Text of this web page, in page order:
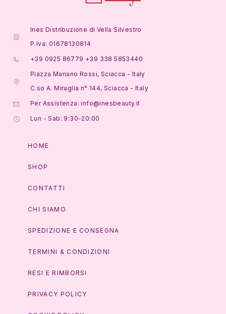
Ines Distribuzione di Vella Silvestro
P.Iva: 01678130814
+39 0925 86779 +39 338 5853440
Piazza Mariano Rossi, Sciacca - Italy
C.so A. Miraglia n° 144, Sciacca - Italy
Per Assistenza: info@inesbeauty.it
Lun - Sab: 9:30-20:00
HOME
SHOP
CONTATTI
CHI SIAMO
SPEDIZIONE E CONSEGNA
TERMINI & CONDIZIONI
RESI E RIMBORSI
PRIVACY POLICY